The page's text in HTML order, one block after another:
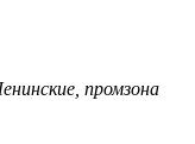
промзона